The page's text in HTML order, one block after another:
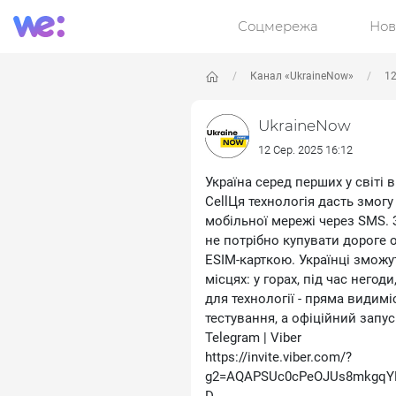
Соцмережа
Канал «UkraineNow»
UkraineNow
12 Сер. 2025 16:12
Україна серед перших у
CellЦя технологія дасть
мобільної мережі через SMS.
не потрібно купувати дороге
ESIM-карткою. Українці
місцях: у горах, під час
для технології - пряма
тестування, а офіційний
Telegram | Viber
https://invite.viber.com/?